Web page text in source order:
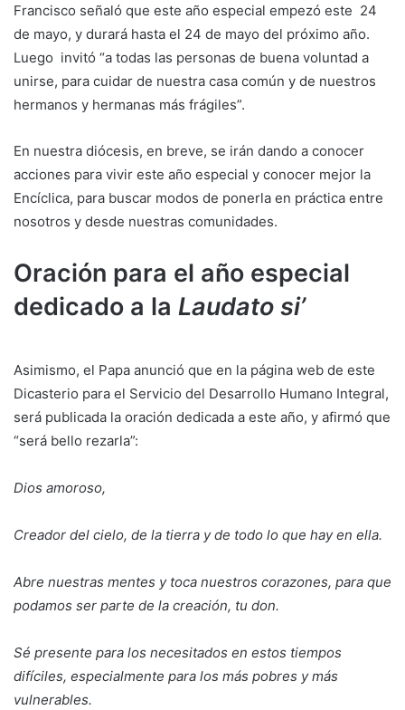
Francisco señaló que este año especial empezó este 24
de mayo, y durará hasta el 24 de mayo del próximo año.
Luego invitó “a todas las personas de buena voluntad a
unirse, para cuidar de nuestra casa común y de nuestros
hermanos y hermanas más frágiles”.
En nuestra diócesis, en breve, se irán dando a conocer
acciones para vivir este año especial y conocer mejor la
Encíclica, para buscar modos de ponerla en práctica entre
nosotros y desde nuestras comunidades.
Oración para el año especial
dedicado a la Laudato si’
Asimismo, el Papa anunció que en la página web de este
Dicasterio para el Servicio del Desarrollo Humano Integral,
será publicada la oración dedicada a este año, y afirmó que
“será bello rezarla”:
Dios amoroso,
Creador del cielo, de la tierra y de todo lo que hay en ella.
Abre nuestras mentes y toca nuestros corazones, para que
podamos ser parte de la creación, tu don.
Sé presente para los necesitados en estos tiempos
difíciles, especialmente para los más pobres y más
vulnerables.